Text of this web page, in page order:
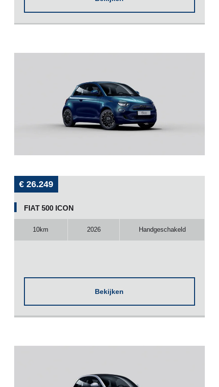
€ 26.249
FIAT 500 ICON
10km 2026 Handgeschakeld
Bekijken